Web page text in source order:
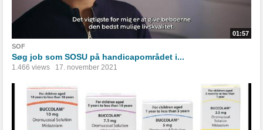
01:57
SOF
Søg job som SOSU på handicapområdet i...
1.466 views 17. november 2021